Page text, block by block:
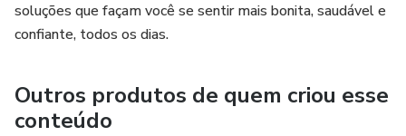
ESTE PRODUTO NÃO DEVE SER UTILIZADO POR
GESTANTES, LACTANTES E CRIANÇAS.
soluções que façam você se sentir mais bonita, saudável e
confiante, todos os dias.
Outros produtos de quem criou esse
conteúdo